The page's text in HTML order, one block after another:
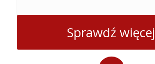
Sprawdź więcej